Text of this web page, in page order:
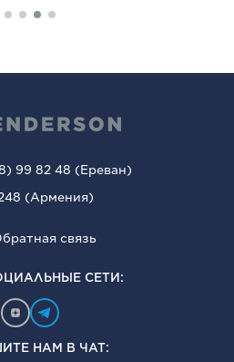
99 82 48 (Ереван)
(Армения)
связь
СЕТИ:
НАМ В ЧАТ: